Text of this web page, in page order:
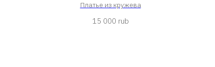
Платье из кружева
15 000 rub